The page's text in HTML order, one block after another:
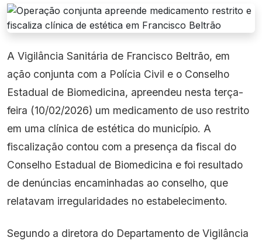
A Vigilância Sanitária de Francisco Beltrão, em
ação conjunta com a Polícia Civil e o Conselho
Estadual de Biomedicina, apreendeu nesta terça-
feira (10/02/2026) um medicamento de uso restrito
em uma clínica de estética do município. A
fiscalização contou com a presença da fiscal do
Conselho Estadual de Biomedicina e foi resultado
de denúncias encaminhadas ao conselho, que
relatavam irregularidades no estabelecimento.
Segundo a diretora do Departamento de Vigilância